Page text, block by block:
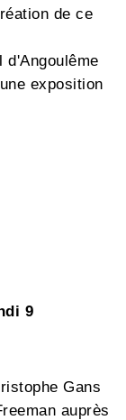
de ce
exposition
9
Gans
auprès